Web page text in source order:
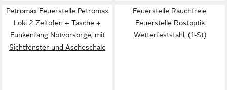
Petromax Feuerstelle Petromax
Loki 2 Zeltofen + Tasche +
Funkenfang Notvorsorge, mit
Sichtfenster und Ascheschale
Feuerstelle Rauchfreie
Feuerstelle Rostoptik
Wetterfeststahl, (1-St)